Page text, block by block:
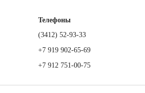
Телефоны
(3412) 52-93-33
+7 919 902-65-69
+7 912 751-00-75